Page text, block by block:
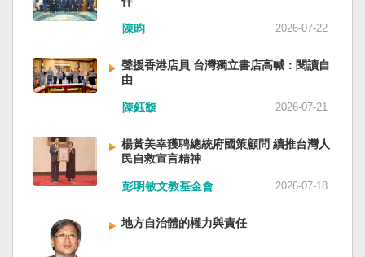
家。 一九四五年八一五，台灣人在祖國的迷惘與
迷障中做了錯誤的選擇，不只造成台灣集體命運
的台灣，要走向新歷史，珍惜台灣自己的條件，
好好建構我們尚未正常化的國家。台灣是小而
美、豐裕而堅強，在太平洋西南海域，一個閃亮
意收拾「中華民國」這個你們立鑄為繼承之國碑
銘的國號，台灣也會尊重歷史，對殘餘中國做歷
史的了結，寫下句點。生活在台灣的人們應共同
起造一個對「中國」不構成侵權的新國家，開啟
（作者是詩人）
與日本都會投入軍事力量協助救援。國軍與日本
自衛隊在大型災害時能提供人力、運輸、工程與
防、搜救與緊急醫療體系；地方政府負責整體應
變與資源調度，警察則協助交通管制、秩序維護
與災區管理。真正成熟的防災制度，需要的是整
期推動全民防災教育與社區演練，值得台灣參
考。但學習日本並非照搬制度，而是思考如何建
立符合台灣社會條件的防災文化。 防災的目的，
不只是讓人民在災害中生存下來，更是在災害發
的防災制度，不是要求人民只能服從撤離命令，
而是讓人民相信：當他們離開家園時，公共制度
陳昀 2026-07-22
聲援香港店員 台灣獨立書店高喊：閱讀自
由
陳鈺馥 2026-07-21
楊黃美幸獲聘總統府國策顧問 續推台灣人
民自救宣言精神
彭明敏文教基金會 2026-07-18
地方自治體的權力與責任